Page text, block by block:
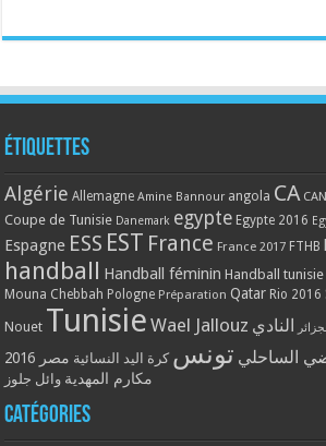
Étiquettes
Algérie Allemagne Amine Bannour angola CA CAN
Coupe de Tunisie Danemark egypte Egypte 2016
Espagne ESS EST France France 2017 FTHB
handball Handball féminin Handball tunisie
Mouna Chebbah Pologne Préparation Qatar Rio 2016
Nouet Tunisie Wael Jallouz النادي
الساحلي تونس كرة اليد النسائية مصر 2016
مكارم المهدية وائل جلوز
Catégories